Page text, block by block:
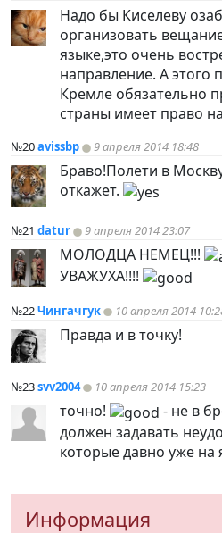
Надо бы Киселеву
организовать
языке,это очень
направление. А этого
Кремле обязательно
страны имеет право
№20avissbp 9 апреля 2014 18:48
Браво!Полети в
откажет.
№21 datur 9 апреля 2014 23:07
МОЛОДЦА НЕМЕЦ!!!
УВАЖУХА!!!!
№22Чингачгук 10 апреля 2014
Правда и в точку!
№23svv2004 10 апреля 2014 15:23
точно!
- не в
должен задавать
которые давно уже на
Информация